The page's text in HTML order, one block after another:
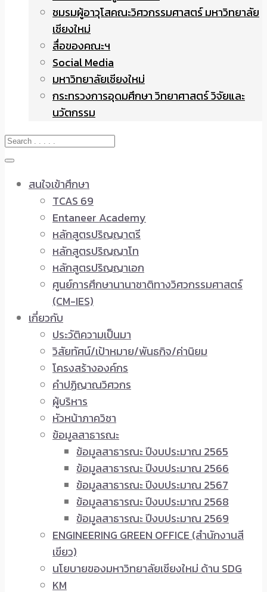
ชมรมผู้อาวุโสคณะวิศวกรรมศาสตร์ มหาวิทยาลัย
เชียงใหม่
สื่อของคณะฯ
Social Media
มหาวิทยาลัยเชียงใหม่
กระทรวงการอุดมศึกษา วิทยาศาสตร์ วิจัยและ
นวัตกรรม
สนใจเข้าศึกษา
TCAS 69
Entaneer Academy
หลักสูตรปริญญาตรี
หลักสูตรปริญญาโท
หลักสูตรปริญญาเอก
ศูนย์การศึกษานานาชาติทางวิศวกรรมศาสตร์
(CM-IES)
เกี่ยวกับ
ประวัติความเป็นมา
วิสัยทัศน์/เป้าหมาย/พันธกิจ/ค่านิยม
โครงสร้างองค์กร
คำปฏิญาณวิศวกร
ผู้บริหาร
หัวหน้าภาควิชา
ข้อมูลสาธารณะ
ข้อมูลสาธารณะ ปีงบประมาณ 2565
ข้อมูลสาธารณะ ปีงบประมาณ 2566
ข้อมูลสาธารณะ ปีงบประมาณ 2567
ข้อมูลสาธารณะ ปีงบประมาณ 2568
ข้อมูลสาธารณะ ปีงบประมาณ 2569
ENGINEERING GREEN OFFICE (สำนักงานสี
เขียว)
นโยบายของมหาวิทยาลัยเชียงใหม่ ด้าน SDG
KM